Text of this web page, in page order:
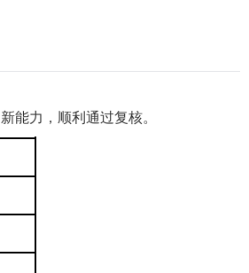
能力，顺利通过复核。